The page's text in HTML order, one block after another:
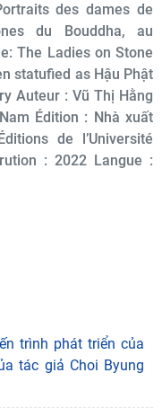
des dames de
du Bouddha, au
The Ladies on Stone
statufied as Hậu Phật
Auteur : Vũ Thị Hằng
Édition : Nhà xuất
de l’Université
: 2022 Langue :
trình phát triển của
tác giả Choi Byung